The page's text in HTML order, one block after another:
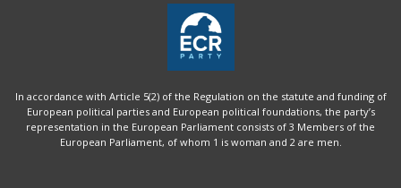
In accordance with Article 5(2) of the Regulation on the statute and funding of
European political parties and European political foundations, the party’s
representation in the European Parliament consists of 3 Members of the
European Parliament, of whom 1 is woman and 2 are men.